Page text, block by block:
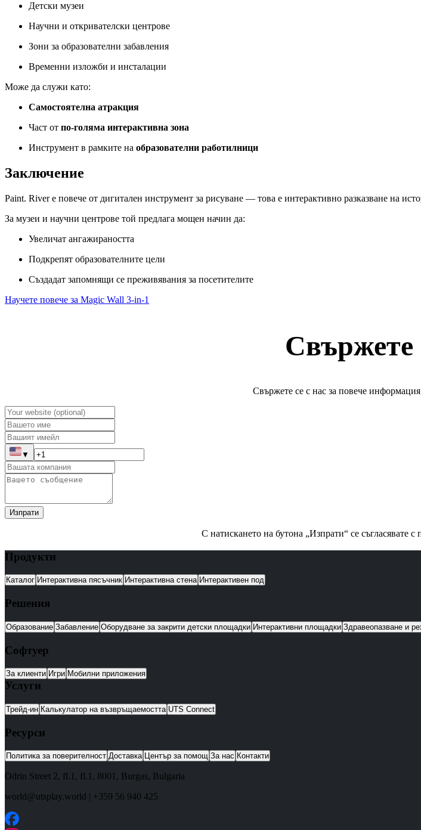
Детски музеи
Научни и откривателски центрове
Зони за образователни забавления
Временни изложби и инсталации
Може да служи като:
Самостоятелна атракция
Част от по-голяма интерактивна зона
Инструмент в рамките на образователни работилници
Заключение
Paint. River е повече от дигитален инструмент за рисуване — това е интерактивно разказване на
За музеи и научни центрове той предлага мощен начин да:
Увеличат ангажираността
Подкрепят образователните цели
Създадат запомнящи се преживявания за посетителите
Научете повече за Magic Wall 3-in-1
Свържете
Свържете се с нас за повече
▼
Изпрати
С натискането на бутона „Изпрати“ се съгласявате
Продукти
Каталог Интерактивна пясъчник Интерактивна стена Интерактивен под
Решения
Образование Забавление Оборудване за закрити детски площадки Интерактивни площадки Здравеопазване и
Софтуер
За клиенти Игри Мобилни приложения
Услуги
Трейд-ин Калькулатор на възвръщаемостта UTS Connect
Ресурси
Политика за поверителност Доставка Център за помощ За нас Контакти
Odrin Street 2, fl.1, fl.1, 8001, Burgas, Bulgaria
world@utsplay.world | +359 56 940 425